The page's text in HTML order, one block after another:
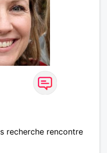
recherche rencontre